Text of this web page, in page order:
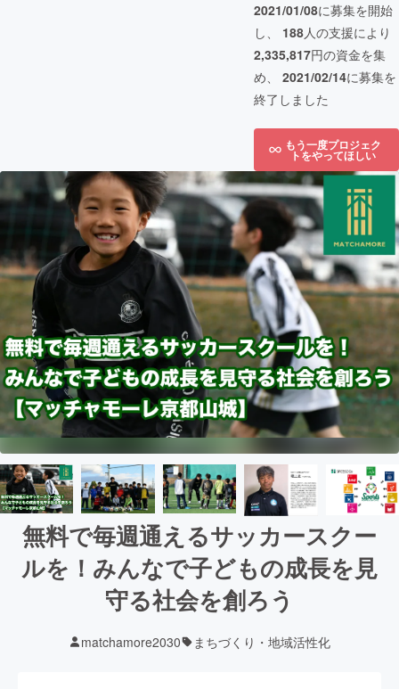
2021/01/08に募集を開始
し、 188人の支援により
2,335,817円の資金を集
め、 2021/02/14に募集を
終了しました
もう一度プロジェク
トをやってほしい
無料で毎週通えるサッカースクー
ルを！みんなで子どもの成長を見
守る社会を創ろう
matchamore2030 まちづくり・地域活性化